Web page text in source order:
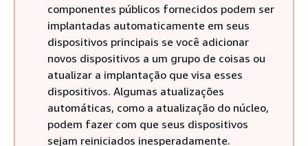
componentes públicos fornecidos podem ser
implantadas automaticamente em seus
dispositivos principais se você adicionar
novos dispositivos a um grupo de coisas ou
atualizar a implantação que visa esses
dispositivos. Algumas atualizações
automáticas, como a atualização do núcleo,
podem fazer com que seus dispositivos
sejam reiniciados inesperadamente.